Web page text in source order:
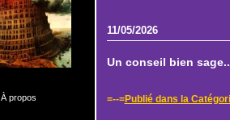
À propos
11/05/2026
Un conseil bien
=--=Publié dans la